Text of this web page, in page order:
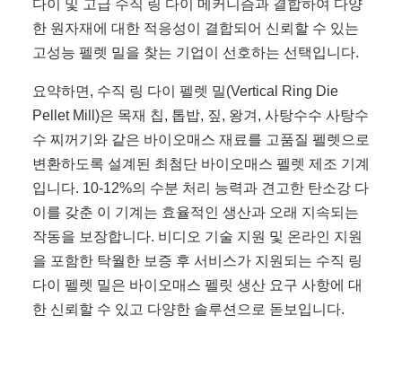
다이 및 고급 수직 링 다이 메커니즘과 결합하여 다양
한 원자재에 대한 적응성이 결합되어 신뢰할 수 있는
고성능 펠렛 밀을 찾는 기업이 선호하는 선택입니다.
요약하면, 수직 링 다이 펠렛 밀(Vertical Ring Die
Pellet Mill)은 목재 칩, 톱밥, 짚, 왕겨, 사탕수수 사탕수
수 찌꺼기와 같은 바이오매스 재료를 고품질 펠렛으로
변환하도록 설계된 최첨단 바이오매스 펠렛 제조 기계
입니다. 10-12%의 수분 처리 능력과 견고한 탄소강 다
이를 갖춘 이 기계는 효율적인 생산과 오래 지속되는
작동을 보장합니다. 비디오 기술 지원 및 온라인 지원
을 포함한 탁월한 보증 후 서비스가 지원되는 수직 링
다이 펠렛 밀은 바이오매스 펠릿 생산 요구 사항에 대
한 신뢰할 수 있고 다양한 솔루션으로 돋보입니다.